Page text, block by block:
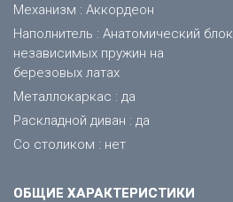
Механизм : Аккордеон
Наполнитель : Анатомический блок
независимых пружин на
березовых латах
Металлокаркас : да
Раскладной диван : да
Со столиком : нет
ОБЩИЕ ХАРАКТЕРИСТИКИ